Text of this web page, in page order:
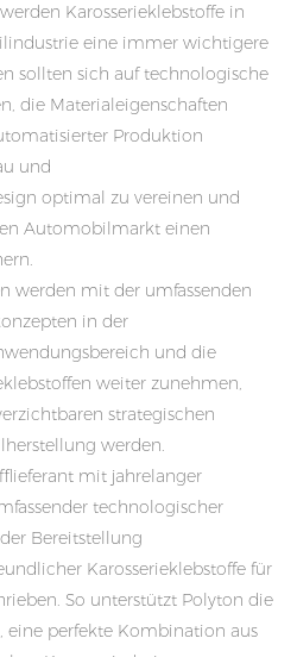
Karosserieklebstoffe in
eine immer wichtigere
sollten sich auf technologische
die Materialeigenschaften
Produktion
und
optimal zu vereinen und
Automobilmarkt einen
werden mit der umfassenden
in der
und die
weiter zunehmen,
strategischen
werden.
mit jahrelanger
technologischer
Bereitstellung
Karosserieklebstoffe für
So unterstützt Polyton die
perfekte Kombination aus